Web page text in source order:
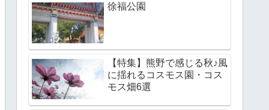
徐福公園
【特集】熊野で感じる秋♪風
に揺れるコスモス園・コス
モス畑6選